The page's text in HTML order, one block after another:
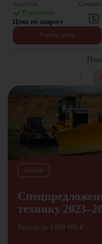
Двигатель:
Cummins
В наличии
Цена по запросу
Узнать цену
Акция
технику
Выгода до 3 000 000 ₽